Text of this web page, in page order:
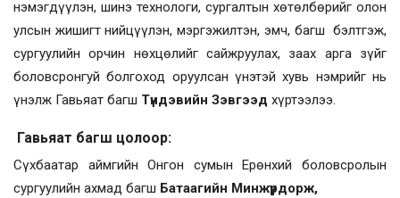
нэмэгдүүлэн, шинэ технологи, сургалтын хөтөлбөрийг олон
улсын жишигт нийцүүлэн, мэргэжилтэн, эмч, багш бэлтгэж,
сургуулийн орчин нөхцөлийг сайжруулах, заах арга зүйг
боловсронгуй болгоход оруулсан үнэтэй хувь нэмрийг нь
үнэлж Гавьяат багш Түндэвийн Зэвгээд хүртээлээ.
Гавьяат багш цолоор:
Сүхбаатар аймгийн Онгон сумын Ерөнхий боловсролын
сургуулийн ахмад багш Батаагийн Минжүүрдорж,